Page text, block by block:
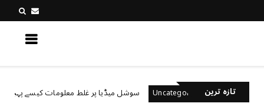
تازہ ترین
Uncategorized سوشل میڈیا پر غلط معلومات کیسے پہچانیں؟